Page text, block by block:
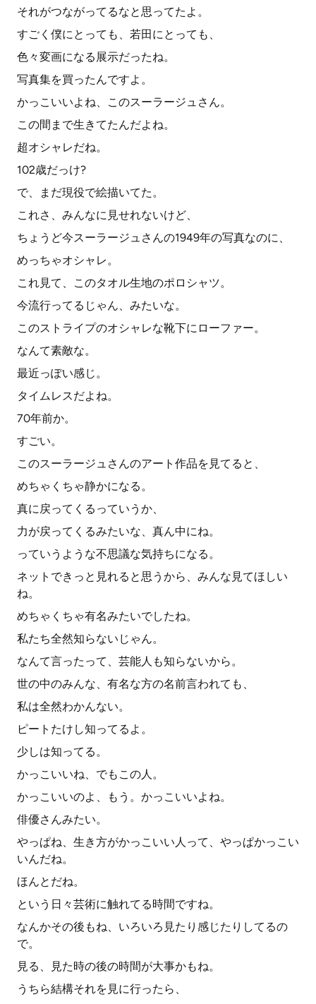
それがつながってるなと思ってたよ。
すごく僕にとっても、若田にとっても、
色々変画になる展示だったね。
写真集を買ったんですよ。
かっこいいよね、このスーラージュさん。
この間まで生きてたんだよね。
超オシャレだね。
102歳だっけ?
で、まだ現役で絵描いてた。
これさ、みんなに見せれないけど、
ちょうど今スーラージュさんの1949年の写真なのに、
めっちゃオシャレ。
これ見て、このタオル生地のポロシャツ。
今流行ってるじゃん、みたいな。
このストライプのオシャレな靴下にローファー。
なんて素敵な。
最近っぽい感じ。
タイムレスだよね。
70年前か。
すごい。
このスーラージュさんのアート作品を見てると、
めちゃくちゃ静かになる。
真に戻ってくるっていうか、
力が戻ってくるみたいな、真ん中にね。
っていうような不思議な気持ちになる。
ネットできっと見れると思うから、みんな見てほしい
ね。
めちゃくちゃ有名みたいでしたね。
私たち全然知らないじゃん。
なんて言ったって、芸能人も知らないから。
世の中のみんな、有名な方の名前言われても、
私は全然わかんない。
ピートたけし知ってるよ。
少しは知ってる。
かっこいいね、でもこの人。
かっこいいのよ、もう。かっこいいよね。
俳優さんみたい。
やっぱね、生き方がかっこいい人って、やっぱかっこい
いんだね。
ほんとだね。
という日々芸術に触れてる時間ですね。
なんかその後もね、いろいろ見たり感じたりしてるの
で。
見る、見た時の後の時間が大事かもね。
うちら結構それを見に行ったら、